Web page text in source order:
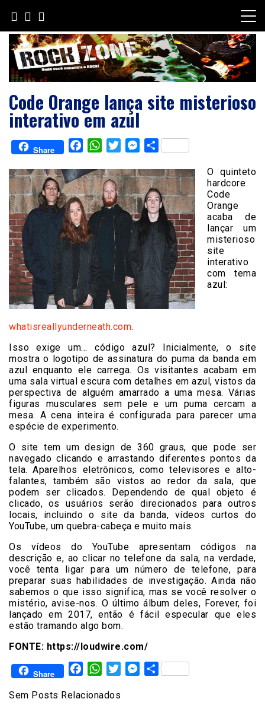
content
Code Orange lança site misterioso
interativo em azul
Share FacebookWhatsAppTwitterMessenger
Share
O quinteto
hardcore
Code
Orange
acaba de
lançar um
misterioso
site
interativo
com tema
azul:
whatisreallyunderneath.com.
Isso exige um… código azul? Inicialmente, o site
mostra o logotipo de assinatura do puma da banda em
azul enquanto ele carrega. Os visitantes acabam em
uma sala virtual escura com detalhes em azul, vistos da
perspectiva de alguém amarrado a uma mesa. Várias
figuras musculares sem pele e um puma cercam a
mesa. A cena inteira é configurada para parecer uma
espécie de experimento.
O site tem um design de 360 ​​graus, que pode ser
navegado clicando e arrastando diferentes pontos da
tela. Aparelhos eletrônicos, como televisores e alto-
falantes, também são vistos ao redor da sala, que
podem ser clicados. Dependendo de qual objeto é
clicado, os usuários serão direcionados para outros
locais, incluindo o site da banda, vídeos curtos do
YouTube, um quebra-cabeça e muito mais.
Os vídeos do YouTube apresentam códigos na
descrição e, ao clicar no telefone da sala, na verdade,
você tenta ligar para um número de telefone, para
preparar suas habilidades de investigação. Ainda não
sabemos o que isso significa, mas se você resolver o
mistério, avise-nos. O último álbum deles, Forever, foi
lançado em 2017, então é fácil especular que eles
estão tramando algo bom.
FONTE: https://loudwire.com/
Share FacebookWhatsAppTwitterMessenger
Share
Sem Posts Relacionados